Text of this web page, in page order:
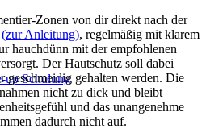
up Schulung
Zonen von dir direkt nach der
(zur Anleitung), regelmäßig mit klarem
hauchdünn mit der empfohlenen
Der Hautschutz soll dabei
geschmeidig gehalten werden. Die
nicht zu dick und bleibt
und das unangenehme
dadurch nicht auf.